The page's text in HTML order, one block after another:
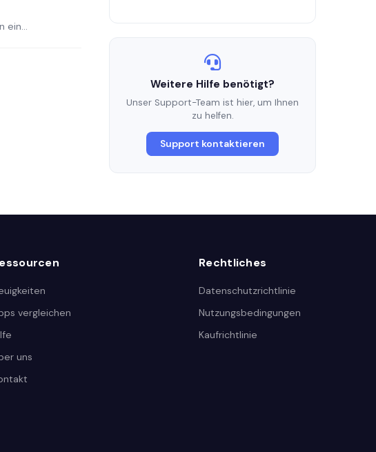
ein...
Weitere Hilfe benötigt?
Unser Support-Team ist hier, um Ihnen
zu helfen.
Support kontaktieren
vergleichen
uns
Rechtliches
Datenschutzrichtlinie
Nutzungsbedingungen
Kaufrichtlinie